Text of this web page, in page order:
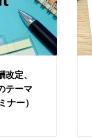
改定、
テーマ
ナー）